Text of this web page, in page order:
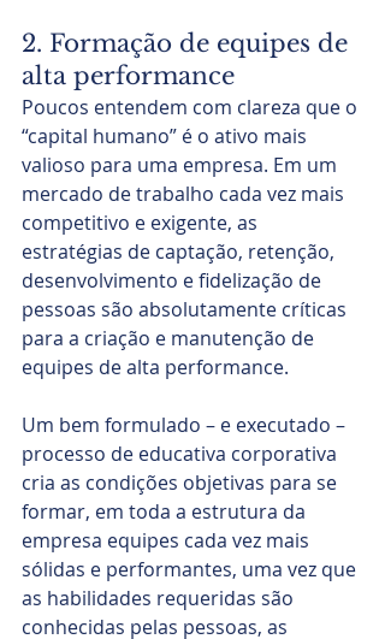
2. Formação de equipes de
alta performance
Poucos entendem com clareza que o
“capital humano” é o ativo mais
valioso para uma empresa. Em um
mercado de trabalho cada vez mais
competitivo e exigente, as
estratégias de captação, retenção,
desenvolvimento e fidelização de
pessoas são absolutamente críticas
para a criação e manutenção de
equipes de alta performance.
Um bem formulado – e executado –
processo de educativa corporativa
cria as condições objetivas para se
formar, em toda a estrutura da
empresa equipes cada vez mais
sólidas e performantes, uma vez que
as habilidades requeridas são
conhecidas pelas pessoas, as